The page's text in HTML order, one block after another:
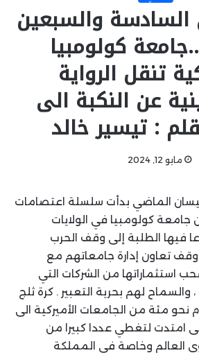
والسبعين
كولومبيا
تنقل الرواية
عن النكبة الى
: تيسير خالد
مايو 12, 2024
الماضي بدأت سلسلة اعتصامات
جامعة كولومبيا في الولايات
فيها الطلبة إلى وقف الحرب
تعاون إدارة جامعاتهم مع
استثماراتها من الشركات التي
والسماح لهم بحرية التعبير . كرة ثلج
نحو مئة من الجامعات الأميركية الى
امتدت لتغطي عددا كبيرا من
العالم وخاصة في المملكة